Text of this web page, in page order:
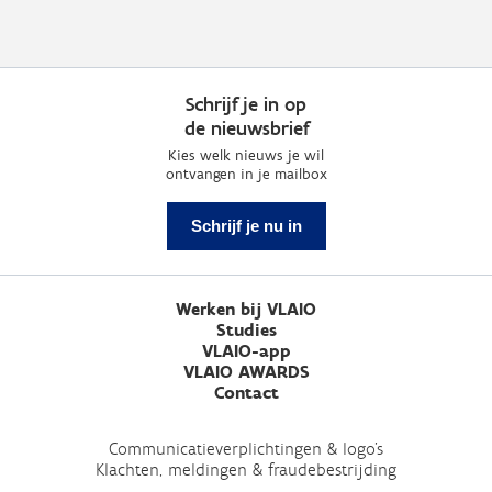
Schrijf je in op
de nieuwsbrief
Kies welk nieuws je wil
ontvangen in je mailbox
Schrijf je nu in
Werken bij VLAIO
Studies
VLAIO-app
VLAIO AWARDS
Contact
Communicatieverplichtingen & logo's
Klachten, meldingen & fraudebestrijding